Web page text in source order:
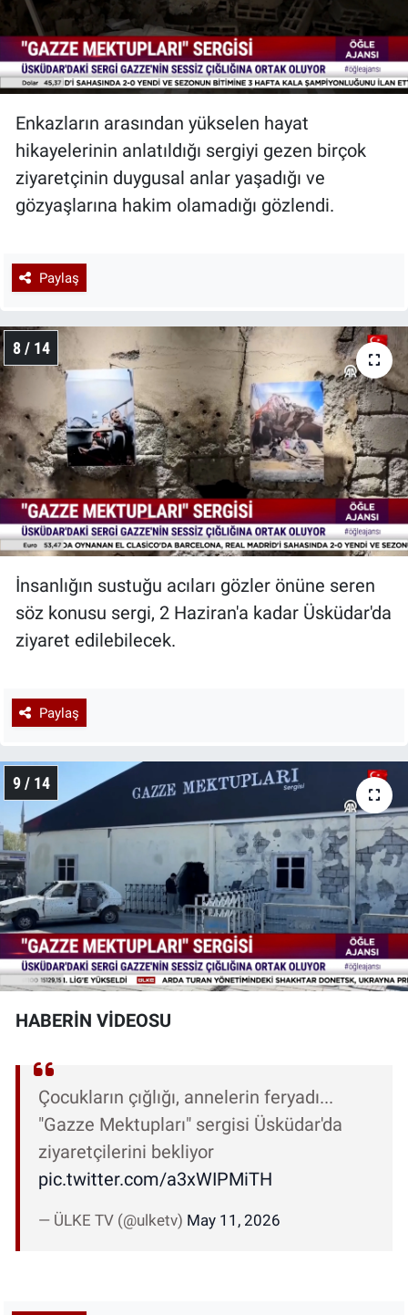
Enkazların arasından yükselen hayat
hikayelerinin anlatıldığı sergiyi gezen birçok
ziyaretçinin duygusal anlar yaşadığı ve
gözyaşlarına hakim olamadığı gözlendi.
Paylaş
8 / 14
İnsanlığın sustuğu acıları gözler önüne seren
söz konusu sergi, 2 Haziran'a kadar Üsküdar'da
ziyaret edilebilecek.
Paylaş
9 / 14
HABERİN VİDEOSU
Çocukların çığlığı, annelerin feryadı...
"Gazze Mektupları" sergisi Üsküdar'da
ziyaretçilerini bekliyor
pic.twitter.com/a3xWIPMiTH
— ÜLKE TV (@ulketv) May 11, 2026